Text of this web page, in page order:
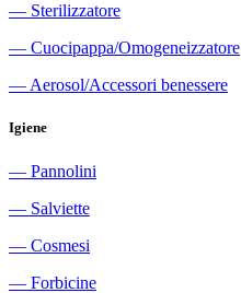
― Sterilizzatore
― Cuocipappa/Omogeneizzatore
― Aerosol/Accessori benessere
Igiene
― Pannolini
― Salviette
― Cosmesi
― Forbicine